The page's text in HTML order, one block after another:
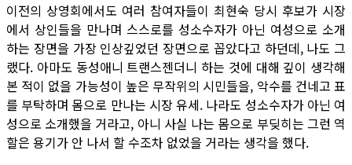
이전의 상영회에서도 여러 참여자들이 최현숙 당시 후보가 시장
에서 상인들을 만나며 스스로를 성소수자가 아닌 여성으로 소개
하는 장면을 가장 인상깊었던 장면으로 꼽았다고 하던데, 나도 그
랬다. 아마도 동성애니 트랜스젠더니 하는 것에 대해 깊이 생각해
본 적이 없을 가능성이 높은 무작위의 시민들을, 악수를 건네고 표
를 부탁하며 몸으로 만나는 시장 유세. 나라도 성소수자가 아닌 여
성으로 소개했을 거라고, 아니 사실 나는 몸으로 부딪히는 그런 역
할은 용기가 안 나서 할 수조차 없었을 거라는 생각을 했다.